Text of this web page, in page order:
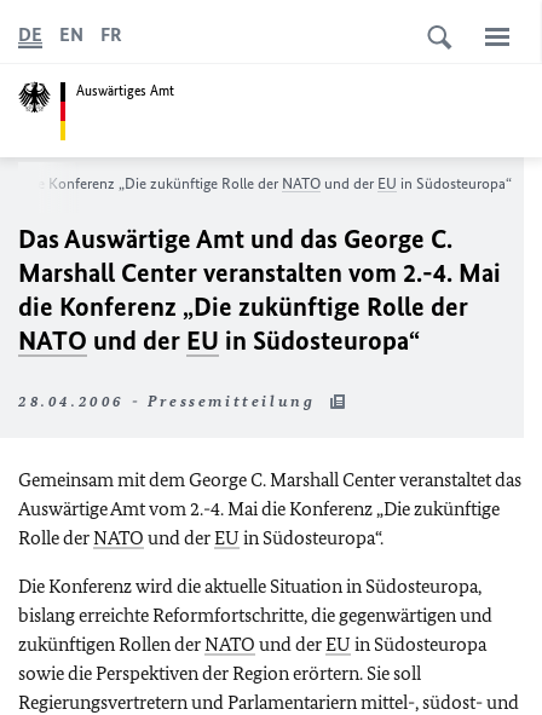
Auswärtiges Amt
DE EN FR
die Konferenz „Die zukünftige Rolle der NATO und der EU in Südosteuropa“
Das Auswärtige Amt und das George C.
Marshall Center veranstalten vom 2.-4. Mai
die Konferenz „Die zukünftige Rolle der
NATO und der EU in Südosteuropa“
28.04.2006 - Pressemitteilung
Gemeinsam mit dem George C. Marshall Center veranstaltet das
Auswärtige Amt vom 2.-4. Mai die Konferenz „Die zukünftige
Rolle derNATO und derEU in Südosteuropa“.
Die Konferenz wird die aktuelle Situation in Südosteuropa,
bislang erreichte Reformfortschritte, die gegenwärtigen und
zukünftigen Rollen derNATO und derEU in Südosteuropa
sowie die Perspektiven der Region erörtern. Sie soll
Regierungsvertretern und Parlamentariern mittel-, südost- und